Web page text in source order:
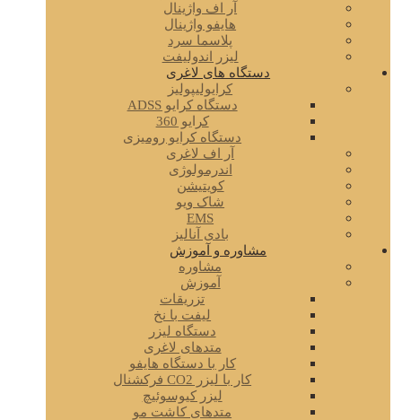
آر اف واژینال
هایفو واژینال
پلاسما سرد
لیزر اندولیفت
دستگاه های لاغری
کرایولیپولیز
دستگاه کرایو ADSS
کرایو 360
دستگاه کرایو رومیزی
آر اف لاغری
اندرمولوژی
کویتیشن
شاک ویو
EMS
بادی آنالیز
مشاوره و آموزش
مشاوره
آموزش
تزریقات
لیفت با نخ
دستگاه لیزر
متدهای لاغری
کار با دستگاه هایفو
کار با لیزر CO2 فرکشنال
لیزر کیوسوئیچ
متدهای کاشت مو